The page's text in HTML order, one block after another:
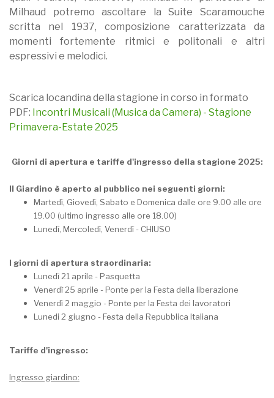
Milhaud potremo ascoltare la Suite Scaramouche
scritta nel 1937, composizione caratterizzata da
momenti fortemente ritmici e politonali e altri
espressivi e melodici.
Scarica locandina della stagione in corso in formato
PDF: Incontri Musicali (Musica da Camera) - Stagione
Primavera-Estate 2025
Giorni di apertura e tariffe d'ingresso della stagione 2025:
Il Giardino è aperto al pubblico nei seguenti giorni:
Martedì, Giovedì, Sabato e Domenica dalle ore 9.00 alle ore
19.00 (ultimo ingresso alle ore 18.00)
Lunedì, Mercoledì, Venerdì - CHIUSO
I giorni di apertura straordinaria:
Lunedì 21 aprile - Pasquetta
Venerdì 25 aprile - Ponte per la Festa della liberazione
Venerdì 2 maggio - Ponte per la Festa dei lavoratori
Lunedi 2 giugno - Festa della Repubblica Italiana
Tariffe d'ingresso:
Ingresso giardino: